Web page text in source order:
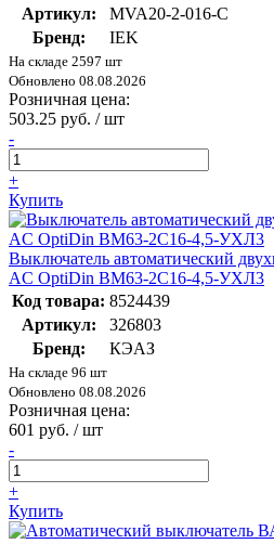
Артикул:
MVA20-2-016-C
Бренд:
IEK
На складе 2597 шт
Обновлено 08.08.2026
Розничная цена:
503.25 руб. / шт
-
+
Купить
Выключатель автоматический
AC OptiDin BM63-2C16-4,5-УХЛ3
Код товара: 8524439
Артикул:
326803
Бренд:
КЭАЗ
На складе 96 шт
Обновлено 08.08.2026
Розничная цена:
601 руб. / шт
-
+
Купить